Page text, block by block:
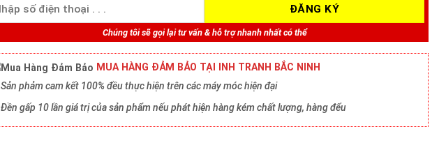
Chúng tôi sẽ gọi lại tư vấn & hỗ trợ nhanh nhất có thể
MUA HÀNG ĐẢM BẢO TẠI INH TRANH BẮC NINH
Sản phảm cam kết 100% đều thực hiện trên các máy móc hiện đại
Đền gấp 10 lần giá trị của sản phẩm nếu phát hiện hàng kém chất lượng, hàng đểu